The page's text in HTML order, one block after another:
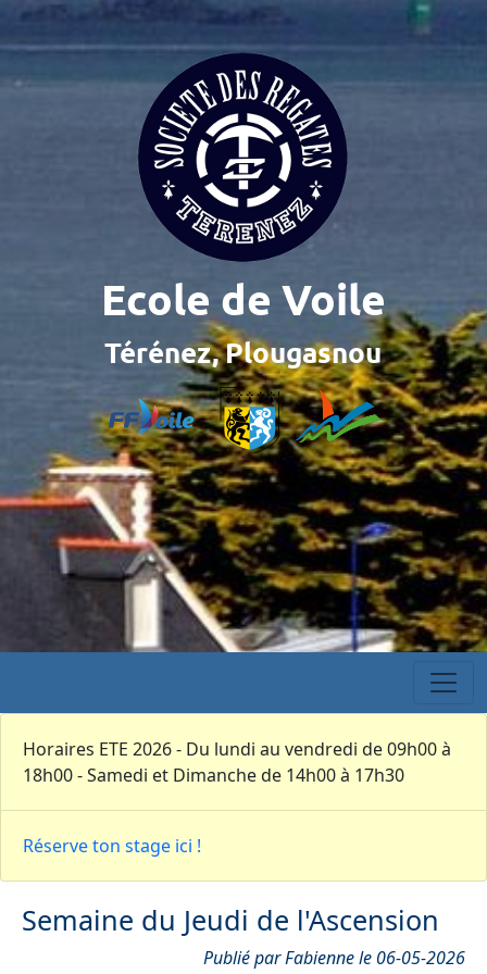
Horaires ETE 2026 - Du lundi au vendredi de 09h00 à
18h00 - Samedi et Dimanche de 14h00 à 17h30
Réserve ton stage ici !
Semaine du Jeudi de l'Ascension
Publié par Fabienne le 06-05-2026